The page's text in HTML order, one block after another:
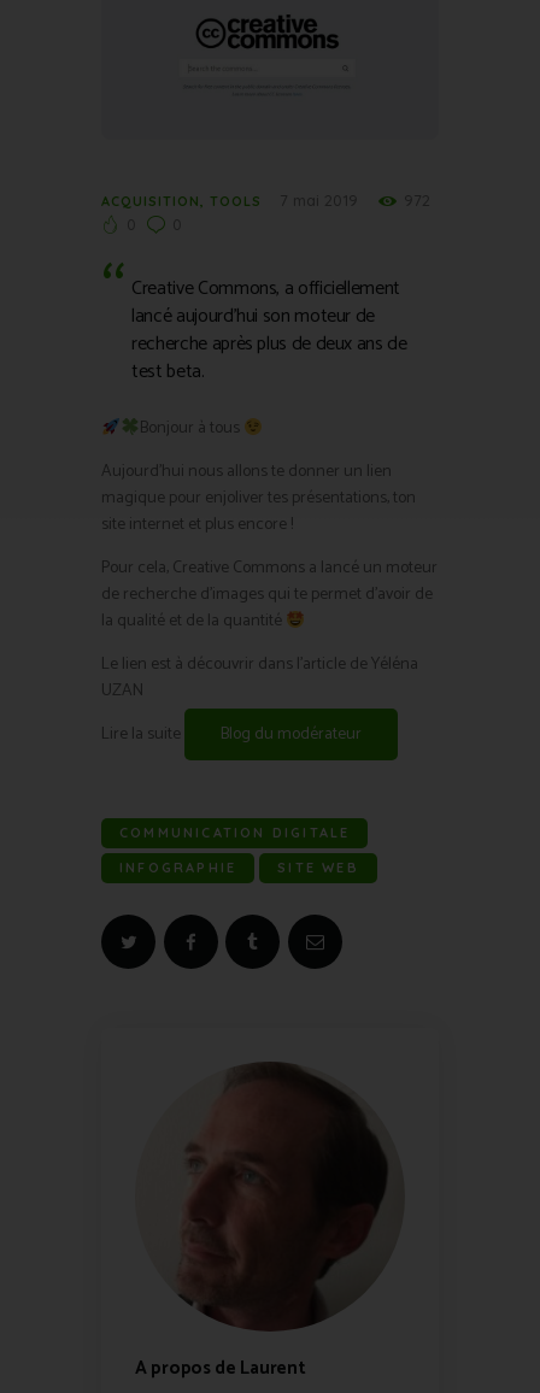
ACQUISITION, TOOLS
Creative Commons, a officiellement
lancé aujourd’hui son moteur de
recherche après plus de deux ans de
test beta.
Bonjour à tous
Aujourd’hui nous allons te donner un lien
magique pour enjoliver tes présentations, ton
site internet et plus encore !
Pour cela, Creative Commons a lancé un moteur
de recherche d’images qui te permet d’avoir de
la qualité et de la quantité
Le lien est à découvrir dans l’article de Yéléna
UZAN
Lire la suite
Blog du modérateur
COMMUNICATION DIGITALE
INFOGRAPHIE SITE WEB
A propos de Laurent